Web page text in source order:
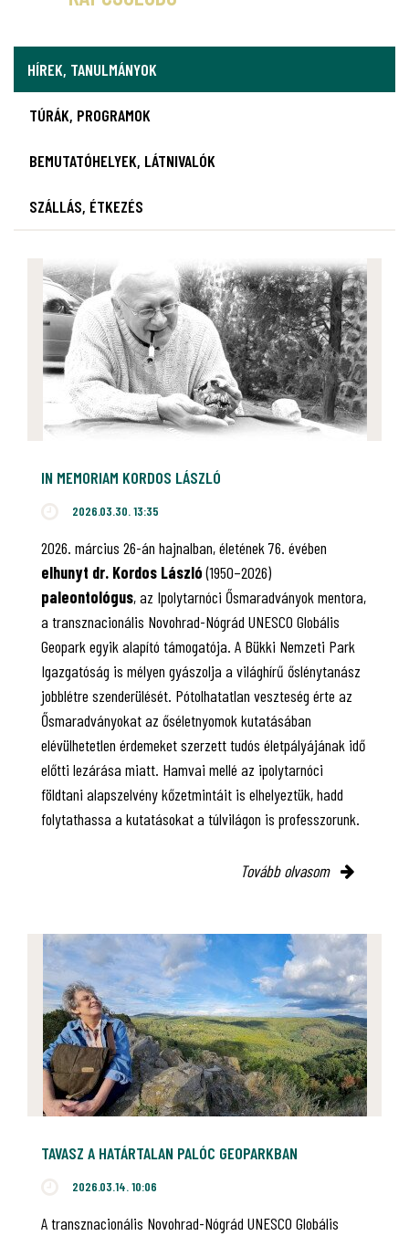
HÍREK, TANULMÁNYOK
TÚRÁK, PROGRAMOK
BEMUTATÓHELYEK, LÁTNIVALÓK
SZÁLLÁS, ÉTKEZÉS
IN MEMORIAM KORDOS LÁSZLÓ
2026.03.30. 13:35
2026. március 26-án hajnalban, életének 76. évében
elhunyt dr. Kordos László(1950–2026)
paleontológus, az Ipolytarnóci Ősmaradványok mentora,
a transznacionális Novohrad-Nógrád UNESCO Globális
Geopark egyik alapító támogatója. A Bükki Nemzeti Park
Igazgatóság is mélyen gyászolja a világhírű őslénytanász
jobblétre szenderülését. Pótolhatatlan veszteség érte az
Ősmaradványokat az őséletnyomok kutatásában
elévülhetetlen érdemeket szerzett tudós életpályájának idő
előtti lezárása miatt. Hamvai mellé az ipolytarnóci
földtani alapszelvény kőzetmintáit is elhelyeztük, hadd
folytathassa a kutatásokat a túlvilágon is professzorunk.
Tovább olvasom
TAVASZ A HATÁRTALAN PALÓC GEOPARKBAN
2026.03.14. 10:06
A transznacionális Novohrad-Nógrád UNESCO Globális